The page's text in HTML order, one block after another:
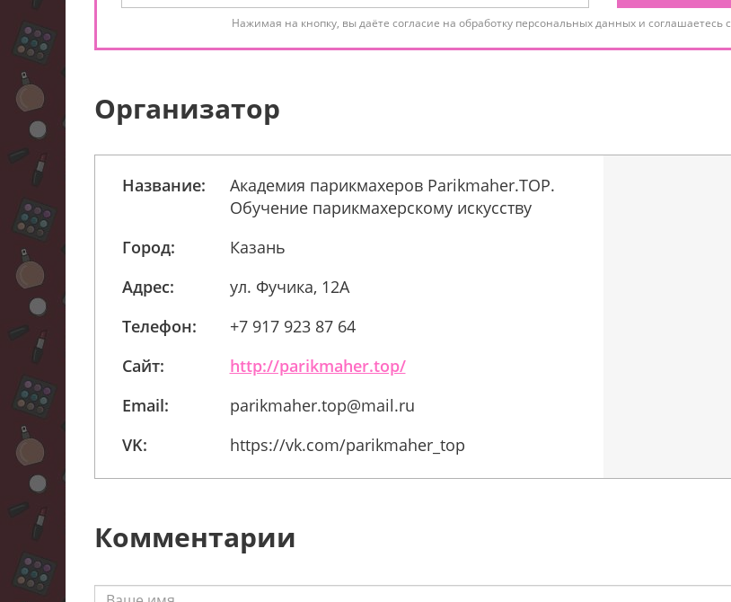
Нажимая на кнопку, вы даёте согласие на обработку персональных данных и соглашаетесь с
Организатор
Название:
Академия парикмахеров Parikmaher.TOP.
Обучение парикмахерскому искусству
Город:
Казань
Адрес:
ул. Фучика, 12А
Телефон:
+7 917 923 87 64
Сайт:
http://parikmaher.top/
Email:
parikmaher.top@mail.ru
VK:
https://vk.com/parikmaher_top
Комментарии